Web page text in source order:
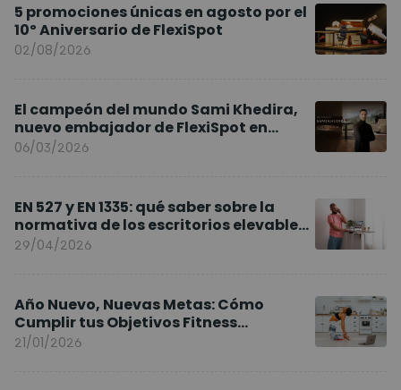
5 promociones únicas en agosto por el
10º Aniversario de FlexiSpot
02/08/2026
El campeón del mundo Sami Khedira,
nuevo embajador de FlexiSpot en
Europa
06/03/2026
EN 527 y EN 1335: qué saber sobre la
normativa de los escritorios elevables
y sillas ergonómicas
29/04/2026
Año Nuevo, Nuevas Metas: Cómo
Cumplir tus Objetivos Fitness
Entrenando en Casa
21/01/2026